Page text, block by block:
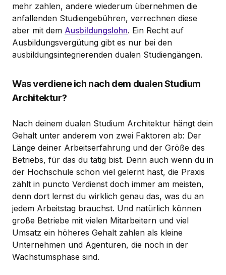
mehr zahlen, andere wiederum übernehmen die
anfallenden Studiengebühren, verrechnen diese
aber mit dem Ausbildungslohn. Ein Recht auf
Ausbildungsvergütung gibt es nur bei den
ausbildungsintegrierenden dualen Studiengängen.
Was verdiene ich nach dem dualen Studium
Architektur?
Nach deinem dualen Studium Architektur hängt dein
Gehalt unter anderem von zwei Faktoren ab: Der
Länge deiner Arbeitserfahrung und der Größe des
Betriebs, für das du tätig bist. Denn auch wenn du in
der Hochschule schon viel gelernt hast, die Praxis
zählt in puncto Verdienst doch immer am meisten,
denn dort lernst du wirklich genau das, was du an
jedem Arbeitstag brauchst. Und natürlich können
große Betriebe mit vielen Mitarbeitern und viel
Umsatz ein höheres Gehalt zahlen als kleine
Unternehmen und Agenturen, die noch in der
Wachstumsphase sind.